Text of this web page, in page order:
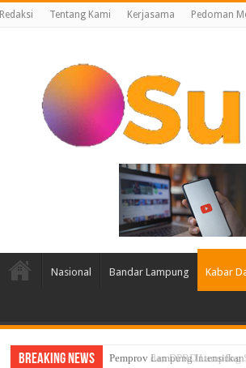
Redaksi Tentang Kami Kerjasama Pedoman
Nasional Bandar Lampung Kabar
Breaking News Pemprov Lampung